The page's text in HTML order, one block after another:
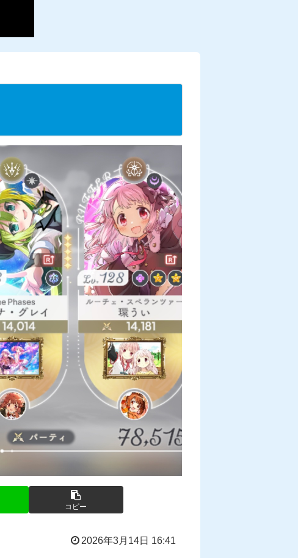
コピー
2026年3月14日 16:41